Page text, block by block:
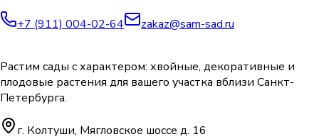
+7 (911) 004-02-64 zakaz@sam-sad.ru
Растим сады с характером: хвойные, декоративные и
плодовые растения для вашего участка вблизи Санкт-
Петербурга.
г. Колтуши, Мягловское шоссе д. 16